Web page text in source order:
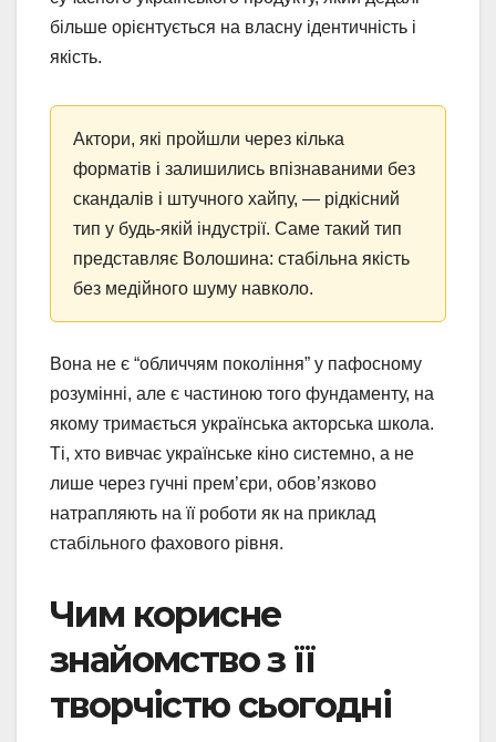
більше орієнтується на власну ідентичність і
якість.
Актори, які пройшли через кілька
форматів і залишились впізнаваними без
скандалів і штучного хайпу, — рідкісний
тип у будь-якій індустрії. Саме такий тип
представляє Волошина: стабільна якість
без медійного шуму навколо.
Вона не є “обличчям покоління” у пафосному
розумінні, але є частиною того фундаменту, на
якому тримається українська акторська школа.
Ті, хто вивчає українське кіно системно, а не
лише через гучні прем’єри, обов’язково
натрапляють на її роботи як на приклад
стабільного фахового рівня.
Чим корисне
знайомство з її
творчістю сьогодні